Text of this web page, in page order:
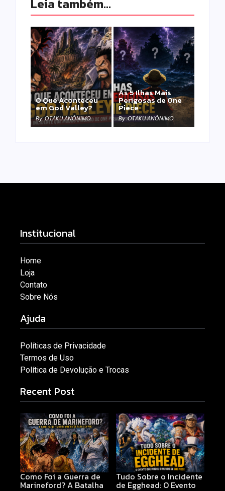
Leia também...
O Que Aconteceu
em God Valley?
By OTAKU ANÔNIMO
As 5 Ilhas Mais
Perigosas de One
Piece
By OTAKU ANÔNIMO
Institucional
Home
Loja
Contato
Sobre Nós
Ajuda
Políticas de Privacidade
Termos de Uso
Política de Devolução e Trocas
Recent Post
Como Foi a Guerra de
Marineford? A Batalha
Tudo Sobre o Incidente
de Egghead: O Evento